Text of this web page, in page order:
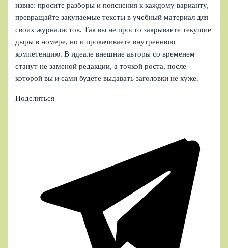
извне: просите разборы и пояснения к каждому варианту,
превращайте закупаемые тексты в учебный материал для
своих журналистов. Так вы не просто закрываете текущие
дыры в номере, но и прокачиваете внутреннюю
компетенцию. В идеале внешние авторы со временем
станут не заменой редакции, а точкой роста, после
которой вы и сами будете выдавать заголовки не хуже.
Поделиться